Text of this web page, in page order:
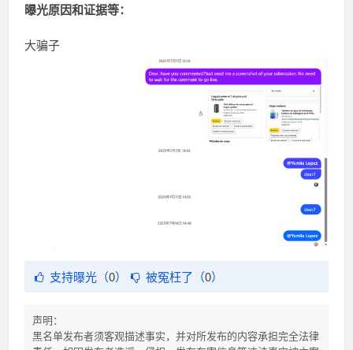
曝光原因和证据等：
大骗子
支持曝光（0） 被冤枉了（0）
声明：
黑名单发布者须客观描述事实，并对所发布的内容承担完全法律